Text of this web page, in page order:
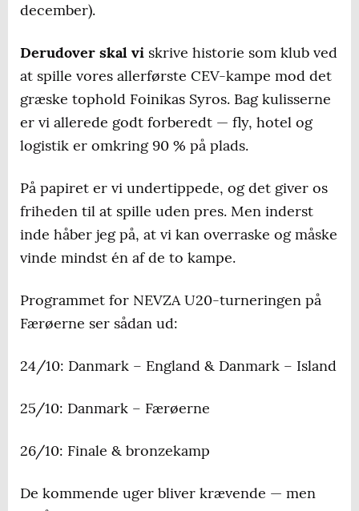
december).
Derudover skal vi skrive historie som klub ved
at spille vores allerførste CEV-kampe mod det
græske tophold Foinikas Syros. Bag kulisserne
er vi allerede godt forberedt — fly, hotel og
logistik er omkring 90 % på plads.
På papiret er vi undertippede, og det giver os
friheden til at spille uden pres. Men inderst
inde håber jeg på, at vi kan overraske og måske
vinde mindst én af de to kampe.
Programmet for NEVZA U20-turneringen på
Færøerne ser sådan ud:
24/10: Danmark – England & Danmark – Island
25/10: Danmark – Færøerne
26/10: Finale & bronzekamp
De kommende uger bliver krævende — men